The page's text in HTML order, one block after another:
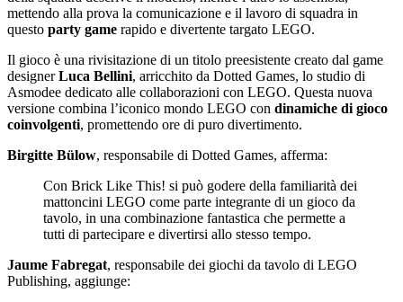
mettendo alla prova la comunicazione e il lavoro di squadra in
questo party game rapido e divertente targato LEGO.
Il gioco è una rivisitazione di un titolo preesistente creato dal game
designerLuca Bellini, arricchito da Dotted Games, lo studio di
Asmodee dedicato alle collaborazioni con LEGO. Questa nuova
versione combina l’iconico mondo LEGO con dinamiche di gioco
coinvolgenti, promettendo ore di puro divertimento.
Birgitte Bülow, responsabile di Dotted Games, afferma:
Con Brick Like This! si può godere della familiarità dei
mattoncini LEGO come parte integrante di un gioco da
tavolo, in una combinazione fantastica che permette a
tutti di partecipare e divertirsi allo stesso tempo.
Jaume Fabregat, responsabile dei giochi da tavolo di LEGO
Publishing, aggiunge: